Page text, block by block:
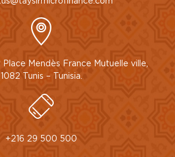
Place Mendès France Mutuelle ville,
1082 Tunis – Tunisia.
+216 29 500 500